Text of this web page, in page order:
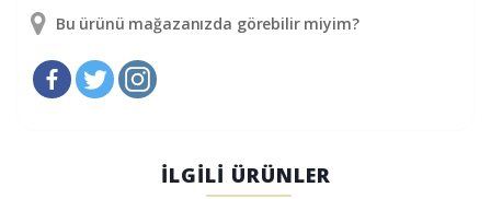
Bu ürünü mağazanızda görebilir miyim?
İLGİLİ ÜRÜNLER